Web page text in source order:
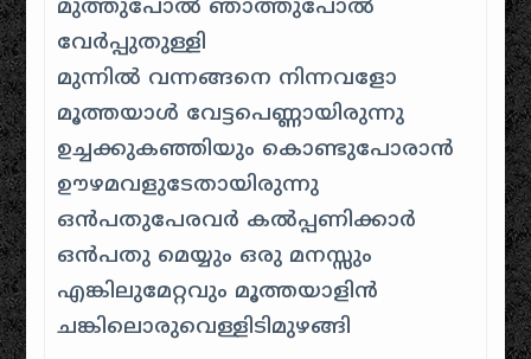
മുത്തുപോല്‍ ഞാത്തുപോല്‍
വേര്‍പ്പുതുള്ളി
മുന്നില്‍ വന്നങ്ങനെ നിന്നവളോ
മൂത്തയാള്‍ വേട്ടപെണ്ണായിരുന്നു
ഉച്ചക്കുകഞ്ഞിയും കൊണ്ടുപോരാന്‍
ഊഴമവളുടേതായിരുന്നു
ഒന്‍പതുപേരവര്‍ കല്‍പ്പണിക്കാര്‍
ഒന്‍പതു മെയ്യും ഒരു മനസ്സും
എങ്കിലുമേറ്റവും മൂത്തയാളിന്‍
ചങ്കിലൊരുവെള്ളിടിമുഴങ്ങി